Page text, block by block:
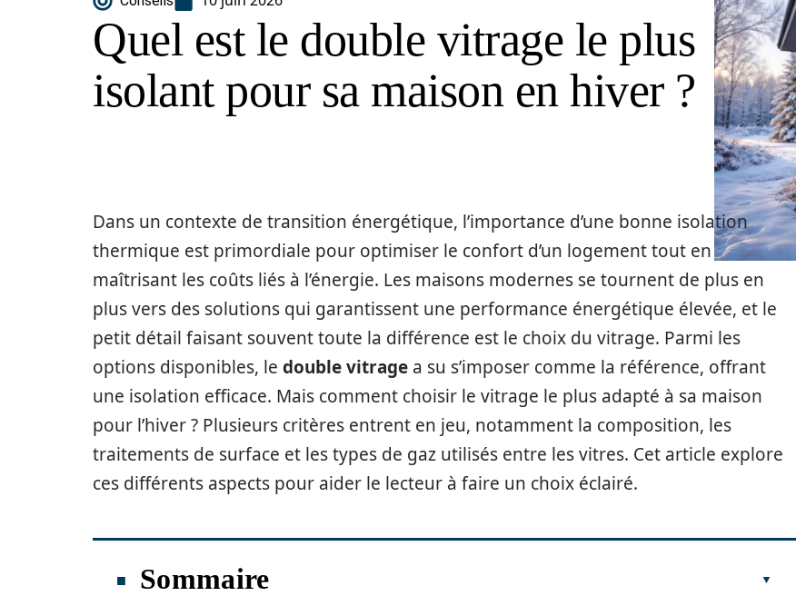
Quel est le double vitrage le plus
isolant pour sa maison en hiver ?
Dans un contexte de transition énergétique, l’importance d’une bonne isolation
thermique est primordiale pour optimiser le confort d’un logement tout en
maîtrisant les coûts liés à l’énergie. Les maisons modernes se tournent de plus en
plus vers des solutions qui garantissent une performance énergétique élevée, et le
petit détail faisant souvent toute la différence est le choix du vitrage. Parmi les
options disponibles, le double vitrage a su s’imposer comme la référence, offrant
une isolation efficace. Mais comment choisir le vitrage le plus adapté à sa maison
pour l’hiver ? Plusieurs critères entrent en jeu, notamment la composition, les
traitements de surface et les types de gaz utilisés entre les vitres. Cet article explore
ces différents aspects pour aider le lecteur à faire un choix éclairé.
Sommaire